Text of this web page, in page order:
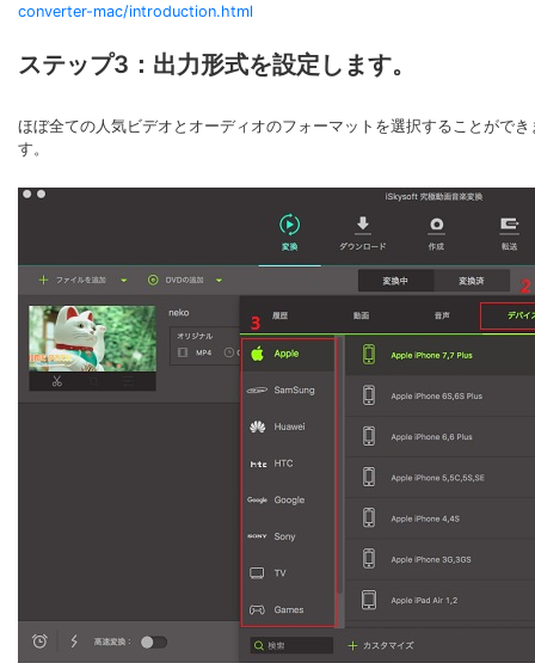
converter-mac/introduction.html
ステップ3：出力形式を設定します。
ほぼ全ての人気ビデオとオーディオのフォーマットを選択することがで
す。